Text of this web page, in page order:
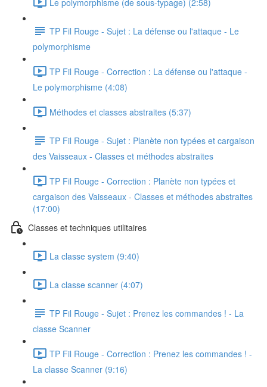
TP Fil Rouge - Sujet : La défense ou l'attaque - Le
polymorphisme
TP Fil Rouge - Correction : La défense ou l'attaque -
Le polymorphisme (4:08)
Méthodes et classes abstraites (5:37)
TP Fil Rouge - Sujet : Planète non typées et cargaison
des Vaisseaux - Classes et méthodes abstraites
TP Fil Rouge - Correction : Planète non typées et
cargaison des Vaisseaux - Classes et méthodes abstraites
(17:00)
Classes et techniques utilitaires
La classe system (9:40)
La classe scanner (4:07)
TP Fil Rouge - Sujet : Prenez les commandes ! - La
classe Scanner
TP Fil Rouge - Correction : Prenez les commandes ! -
La classe Scanner (9:16)